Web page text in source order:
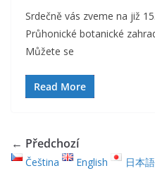
Srdečně vás zveme na již
Průhonické botanické
Můžete se
Read More
← Předchozí
Čeština English 日本語